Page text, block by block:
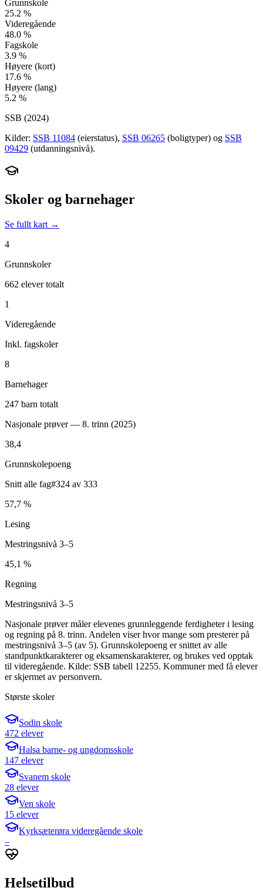
Grunnskole
25.2 %
Videregående
48.0 %
Fagskole
3.9 %
Høyere (kort)
17.6 %
Høyere (lang)
5.2 %
SSB (2024)
Kilder: SSB 11084 (eierstatus), SSB 06265 (boligtyper) og SSB
09429 (utdanningsnivå).
Skoler og barnehager
Se fullt kart →
4
Grunnskoler
662 elever totalt
1
Videregående
Inkl. fagskoler
8
Barnehager
247 barn totalt
Nasjonale prøver — 8. trinn (2025)
38,4
Grunnskolepoeng
Snitt alle fag#324 av 333
57,7 %
Lesing
Mestringsnivå 3–5
45,1 %
Regning
Mestringsnivå 3–5
Nasjonale prøver måler elevenes grunnleggende ferdigheter i lesing
og regning på 8. trinn. Andelen viser hvor mange som presterer på
mestringsnivå 3–5 (av 5). Grunnskolepoeng er snittet av alle
standpunktkarakterer og eksamenskarakterer, og brukes ved opptak
til videregående. Kilde: SSB tabell 12255. Kommuner med få elever
er skjermet av personvern.
Største skoler
Sodin skole
472 elever
Halsa barne- og ungdomsskole
147 elever
Svanem skole
28 elever
Ven skole
15 elever
Kyrksæterøra videregående skole
–
Helsetilbud